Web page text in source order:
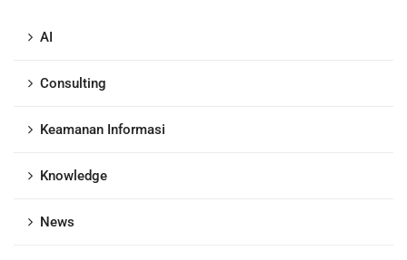
AI
Consulting
Keamanan Informasi
Knowledge
News